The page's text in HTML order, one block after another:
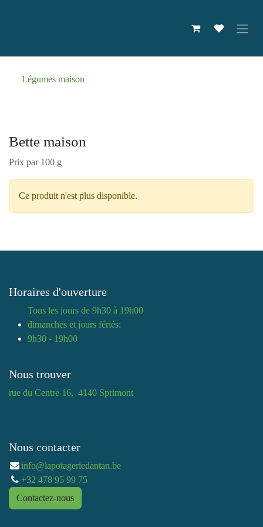
Légumes maison
Bette maison
Prix par 100 g
Ce produit n'est plus disponible.
Horaires d'ouverture
Tous les jours de 9h30 à 19h00
dimanches et jours fériés:
9h30 - 19h00
Nous trouver
rue du Centre 16, 4140 Sprimont
Nous contacter
info@lapotageriedantan.be
+32 478 95 99 75
Contactez-nous